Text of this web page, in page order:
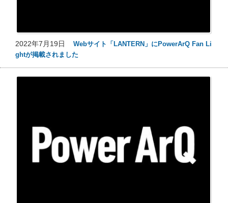
2022年7月19日 Webサイト「LANTERN」にPowerArQ Fan Li
ghtが掲載されました